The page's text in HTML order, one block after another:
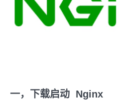
一，下载启动 Nginx